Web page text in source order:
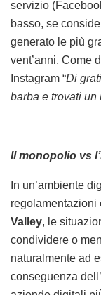
servizio
basso, se
generato le più
vent’anni. Come
Instagram “Di
barba e trovati un
Il monopolio vs
In un’ambiente
regolamentazioni
Valley, le
condividere o
naturalmente ad
conseguenza